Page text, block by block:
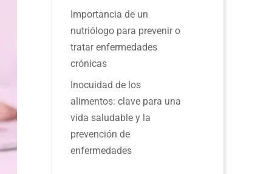
Importancia de un
nutriólogo para prevenir o
tratar enfermedades
crónicas
Inocuidad de los
alimentos: clave para una
vida saludable y la
prevención de
enfermedades